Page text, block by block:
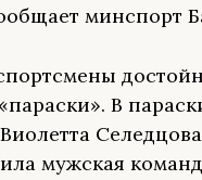
минспорт
В
мужская